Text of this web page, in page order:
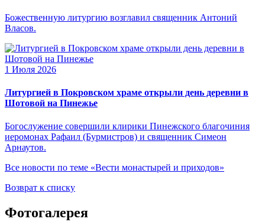
Божественную литургию возглавил священник Антоний
Власов.
1 Июля 2026
Литургией в Покровском храме открыли день деревни в
Шотовой на Пинежье
Богослужение совершили клирики Пинежского благочиния
иеромонах Рафаил (Бурмистров) и священник Симеон
Арнаутов.
Все новости по теме «Вести монастырей и приходов»
Возврат к списку
Фотогалерея